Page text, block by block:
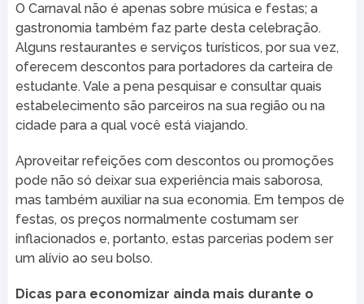
O Carnaval não é apenas sobre música e festas; a
gastronomia também faz parte desta celebração.
Alguns restaurantes e serviços turísticos, por sua vez,
oferecem descontos para portadores da carteira de
estudante. Vale a pena pesquisar e consultar quais
estabelecimento são parceiros na sua região ou na
cidade para a qual você está viajando.
Aproveitar refeições com descontos ou promoções
pode não só deixar sua experiência mais saborosa,
mas também auxiliar na sua economia. Em tempos de
festas, os preços normalmente costumam ser
inflacionados e, portanto, estas parcerias podem ser
um alívio ao seu bolso.
Dicas para economizar ainda mais durante o